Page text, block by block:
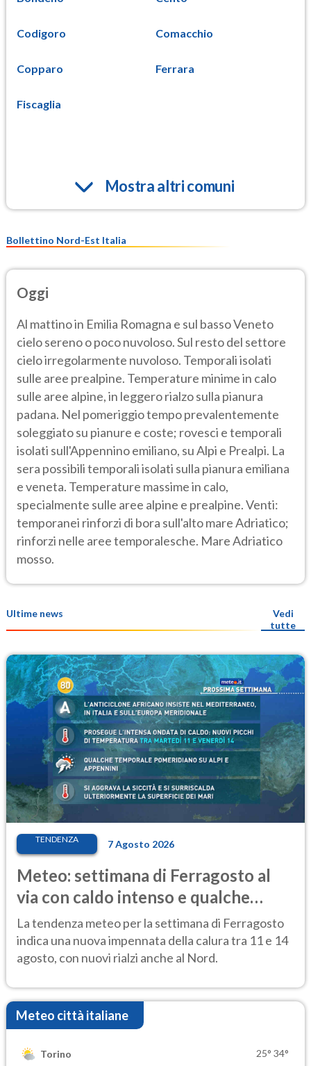
Codigoro Comacchio
Copparo Ferrara
Fiscaglia
Mostra altri comuni
Bollettino Nord-Est Italia
Oggi
Al mattino in Emilia Romagna e sul basso Veneto
cielo sereno o poco nuvoloso. Sul resto del settore
cielo irregolarmente nuvoloso. Temporali isolati
sulle aree prealpine. Temperature minime in calo
sulle aree alpine, in leggero rialzo sulla pianura
padana. Nel pomeriggio tempo prevalentemente
soleggiato su pianure e coste; rovesci e temporali
isolati sull'Appennino emiliano, su Alpi e Prealpi. La
sera possibili temporali isolati sulla pianura emiliana
e veneta. Temperature massime in calo,
specialmente sulle aree alpine e prealpine. Venti:
temporanei rinforzi di bora sull'alto mare Adriatico;
rinforzi nelle aree temporalesche. Mare Adriatico
mosso.
Ultime news
Vedi
tutte
TENDENZA 7 Agosto 2026
Meteo: settimana di Ferragosto al
via con caldo intenso e qualche
temporale
La tendenza meteo per la settimana di Ferragosto
indica una nuova impennata della calura tra 11 e 14
agosto, con nuovi rialzi anche al Nord.
Meteo città italiane
Torino 25° 34°